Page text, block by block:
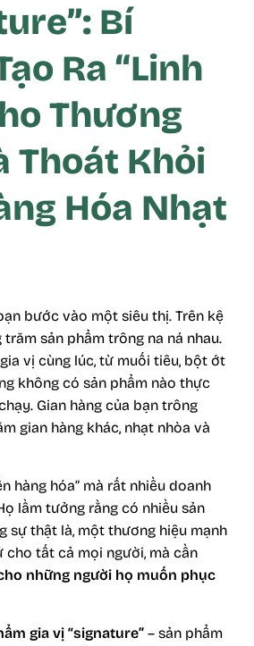
Bí
Ra “Linh
Thương
Thoát Khỏi
Hóa Nhạt
bước vào một siêu thị. Trên kệ
trăm sản phẩm trông na ná nhau.
vị cùng lúc, từ muối tiêu, bột ớt
không có sản phẩm nào thực
Gian hàng của bạn trông
gian hàng khác, nhạt nhòa và
hàng hóa” mà rất nhiều doanh
lầm tưởng rằng có nhiều sản
sự thật là, một thương hiệu mạnh
cho tất cả mọi người, mà cần
những người họ muốn phục
gia vị “signature” – sản phẩm